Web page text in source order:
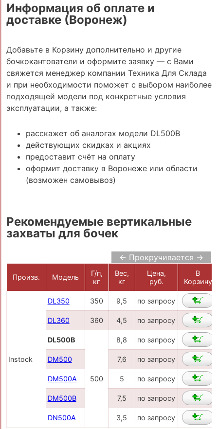
Информация об оплате и
доставке (Воронеж)
Добавьте в Корзину дополнительно и другие
бочкокантователи и оформите заявку — с Вами
свяжется менеджер компании Техника Для Склада
и при необходимости поможет с выбором наиболее
подходящей модели под конкретные условия
эксплуатации, а также:
расскажет об аналогах модели DL500B
действующих скидках и акциях
предоставит счёт на оплату
оформит доставку в Воронеже или области
(возможен самовывоз)
Рекомендуемые вертикальные
захваты для бочек
← Прокручивается →
Произв. Модель
Г/п,
кг
Вес,
кг
Цена,
руб.
В
Корзину
Instock
DL350 350 9,5 по запросу
DL360 360 4,5 по запросу
DL500B
500
8,8 по запросу
DM500 7,6 по запросу
DM500A 5 по запросу
DM500B 7,5 по запросу
DN500A 3,5 по запросу